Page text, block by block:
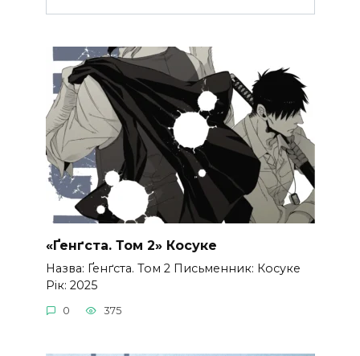
«Ґенґста. Том 2» Косуке
Назва: Ґенґста. Том 2 Письменник: Косуке
Рік: 2025
0 375